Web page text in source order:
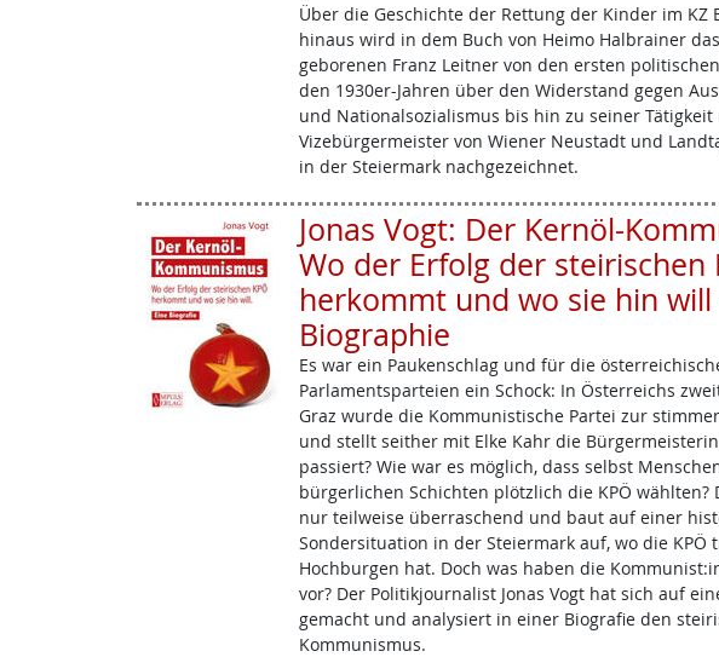
Über die Geschichte der Rettung der Kinder im KZ
hinaus wird in dem Buch von Heimo Halbrainer
geborenen Franz Leitner von den ersten
den 1930er-Jahren über den Widerstand gegen
und Nationalsozialismus bis hin zu seiner Tätigkeit
Vizebürgermeister von Wiener Neustadt und
in der Steiermark nachgezeichnet.
Jonas Vogt: Der Kernöl-
Wo der Erfolg der steirischen
herkommt und wo sie hin will
Biographie
Es war ein Paukenschlag und für die
Parlamentsparteien ein Schock: In Österreichs
Graz wurde die Kommunistische Partei zur
und stellt seither mit Elke Kahr die
passiert? Wie war es möglich, dass selbst
bürgerlichen Schichten plötzlich die KPÖ wählten?
nur teilweise überraschend und baut auf einer
Sondersituation in der Steiermark auf, wo die
Hochburgen hat. Doch was haben die
vor? Der Politikjournalist Jonas Vogt hat sich auf
gemacht und analysiert in einer Biografie den
Kommunismus.